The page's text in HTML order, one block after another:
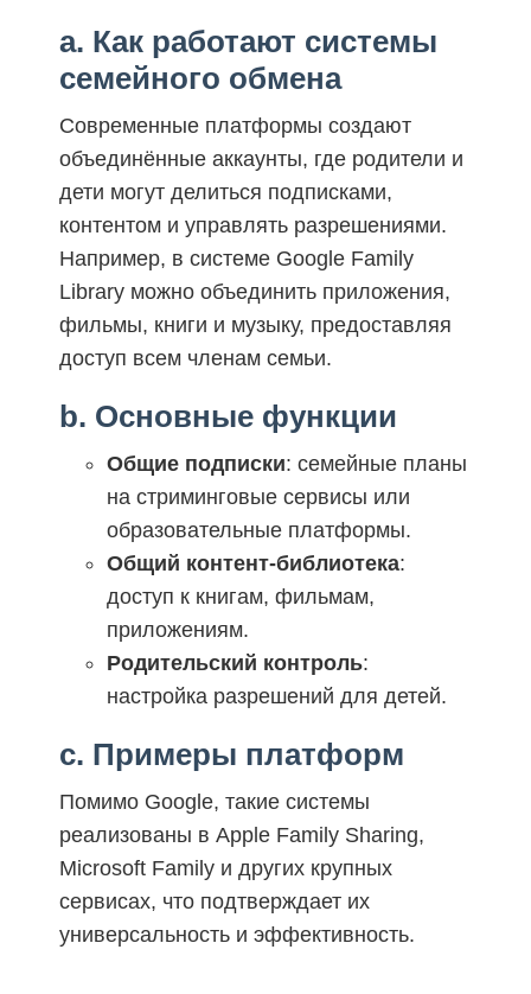
a. Как работают системы
семейного обмена
Современные платформы создают
объединённые аккаунты, где родители и
дети могут делиться подписками,
контентом и управлять разрешениями.
Например, в системе Google Family
Library можно объединить приложения,
фильмы, книги и музыку, предоставляя
доступ всем членам семьи.
b. Основные функции
Общие подписки: семейные планы
на стриминговые сервисы или
образовательные платформы.
Общий контент-библиотека:
доступ к книгам, фильмам,
приложениям.
Родительский контроль:
настройка разрешений для детей.
c. Примеры платформ
Помимо Google, такие системы
реализованы в Apple Family Sharing,
Microsoft Family и других крупных
сервисах, что подтверждает их
универсальность и эффективность.